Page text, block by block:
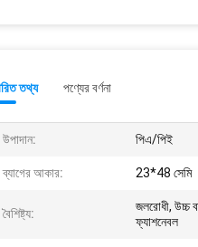
তথ্য পণ্যের বর্ণনা
উপাদান: পিএ/পিই
ব্যাগের আকার: 23*48 সেমি
বৈশিষ্ট্য:
জলরোধী, উচ্চ
ফ্যাশনেবল